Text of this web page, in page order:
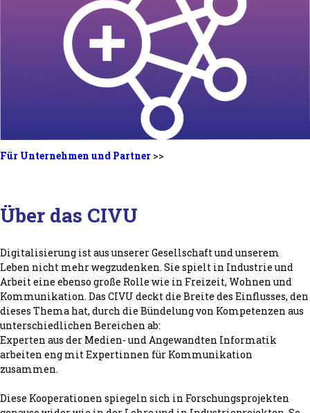
Für Unternehmen und Partner >>
Über das CIVU
Digitalisierung ist aus unserer Gesellschaft und unserem
Leben nicht mehr wegzudenken. Sie spielt in Industrie und
Arbeit eine ebenso große Rolle wie in Freizeit, Wohnen und
Kommunikation. Das CIVU deckt die Breite des Einflusses, den
dieses Thema hat, durch die Bündelung von Kompetenzen aus
unterschiedlichen Bereichen ab:
Experten aus der Medien- und Angewandten Informatik
arbeiten eng mit Expertinnen für Kommunikation
zusammen.
Diese Kooperationen spiegeln sich in Forschungsprojekten